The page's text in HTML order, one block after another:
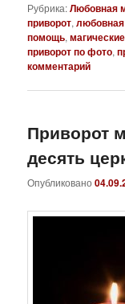
Рубрика:Любовная
приворот,
помощь,
приворот по фото,
комментарий
Приворот
десять
Опубликовано